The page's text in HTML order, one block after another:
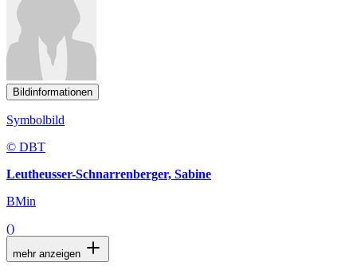
Bildinformationen
Symbolbild
© DBT
Leutheusser-Schnarrenberger, Sabine
BMin
()
mehr anzeigen